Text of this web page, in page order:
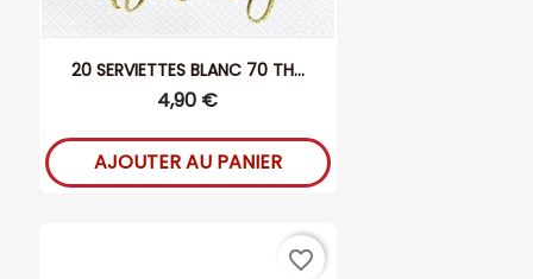
20 SERVIETTES BLANC 70 TH...
4,90 €
AJOUTER AU PANIER
favorite_border